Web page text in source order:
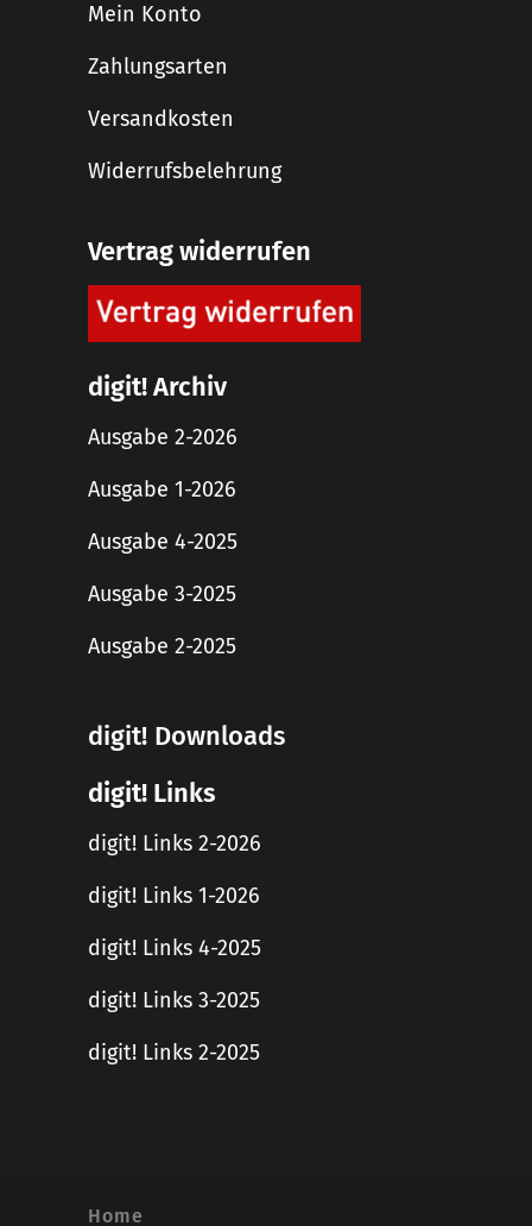
Mein Konto
Zahlungsarten
Versandkosten
Widerrufsbelehrung
Vertrag widerrufen
digit! Archiv
Ausgabe 2-2026
Ausgabe 1-2026
Ausgabe 4-2025
Ausgabe 3-2025
Ausgabe 2-2025
digit! Downloads
digit! Links
digit! Links 2-2026
digit! Links 1-2026
digit! Links 4-2025
digit! Links 3-2025
digit! Links 2-2025
Home